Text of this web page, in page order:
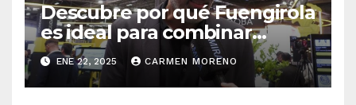
Descubre por qué Fuengirola
es ideal para combinar
deporte y bienestar en Fitur
ENE 22, 2025 CARMEN MORENO